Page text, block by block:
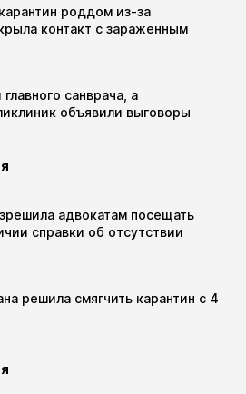
роддом из-за
контакт с зараженным
санврача, а
объявили выговоры
адвокатам посещать
справки об отсутствии
решила смягчить карантин с 4